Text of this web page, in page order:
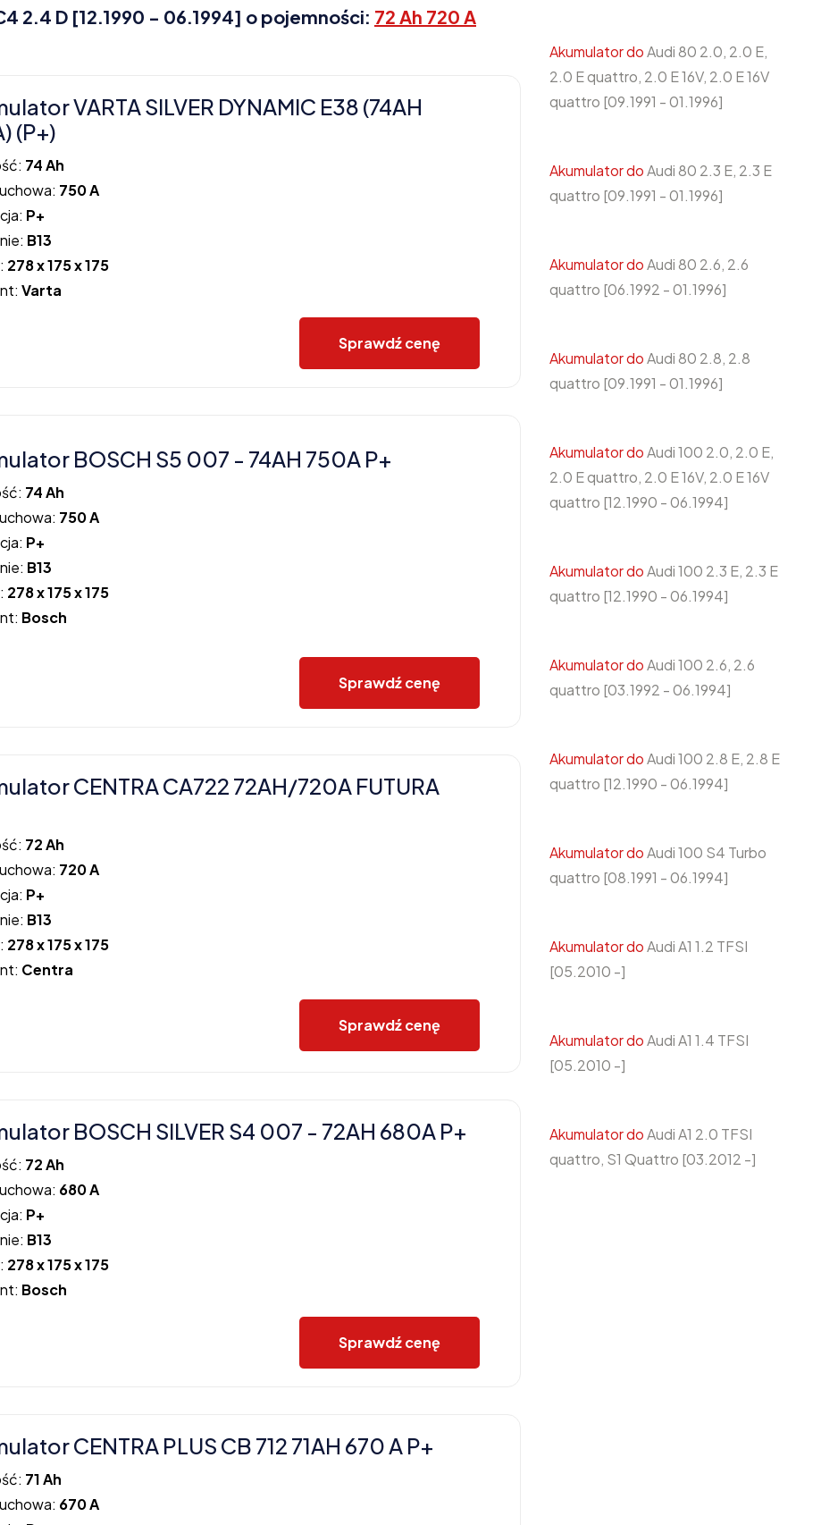
2.4 D [12.1990 - 06.1994] o pojemności: 72 Ah 720 A
VARTA SILVER DYNAMIC E38 (74AH
(P+)
74 Ah
750 A
P+
B13
278 x 175 x 175
Varta
Sprawdź cenę
BOSCH S5 007 - 74AH 750A P+
74 Ah
750 A
P+
B13
278 x 175 x 175
Bosch
Sprawdź cenę
CENTRA CA722 72AH/720A FUTURA
72 Ah
720 A
P+
B13
278 x 175 x 175
Centra
Sprawdź cenę
BOSCH SILVER S4 007 - 72AH 680A P+
72 Ah
680 A
P+
B13
278 x 175 x 175
Bosch
Sprawdź cenę
CENTRA PLUS CB 712 71AH 670 A P+
71 Ah
670 A
Akumulator doAudi 80 2.0, 2.0 E,
2.0 E quattro, 2.0 E 16V, 2.0 E 16V
quattro [09.1991 - 01.1996]
Akumulator doAudi 80 2.3 E, 2.3 E
quattro [09.1991 - 01.1996]
Akumulator doAudi 80 2.6, 2.6
quattro [06.1992 - 01.1996]
Akumulator doAudi 80 2.8, 2.8
quattro [09.1991 - 01.1996]
Akumulator doAudi 100 2.0, 2.0 E,
2.0 E quattro, 2.0 E 16V, 2.0 E 16V
quattro [12.1990 - 06.1994]
Akumulator doAudi 100 2.3 E, 2.3 E
quattro [12.1990 - 06.1994]
Akumulator doAudi 100 2.6, 2.6
quattro [03.1992 - 06.1994]
Akumulator doAudi 100 2.8 E, 2.8 E
quattro [12.1990 - 06.1994]
Akumulator doAudi 100 S4 Turbo
quattro [08.1991 - 06.1994]
Akumulator doAudi A1 1.2 TFSI
[05.2010 -]
Akumulator doAudi A1 1.4 TFSI
[05.2010 -]
Akumulator doAudi A1 2.0 TFSI
quattro, S1 Quattro [03.2012 -]